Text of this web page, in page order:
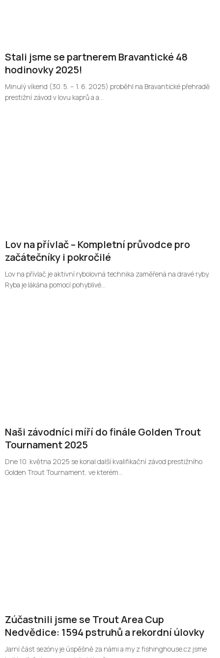
Stali jsme se partnerem Bravantické 48
hodinovky 2025!
Minulý víkend (30. 5. – 1. 6. 2025) proběhl na Bravantické přehradě
prestižní závod v lovu kaprů a a...
Lov na přívlač – Kompletní průvodce pro
začátečníky i pokročilé
Lov na přívlač je aktivní rybolovná technika zaměřená na dravé ryby.
Ryba je lákána pomocí pohyblivé...
Naši závodníci míří do finále Golden Trout
Tournament 2025
Dne 10. května 2025 se konal další kvalifikační závod prestižního
Golden Trout Tournament, ve kterém...
Zúčastnili jsme se Trout Area Cup
Nedvědice: 1594 pstruhů a rekordní úlovky
Jarní část sezóny je úspěšně za námi a my z fishinghouse.cz jsme